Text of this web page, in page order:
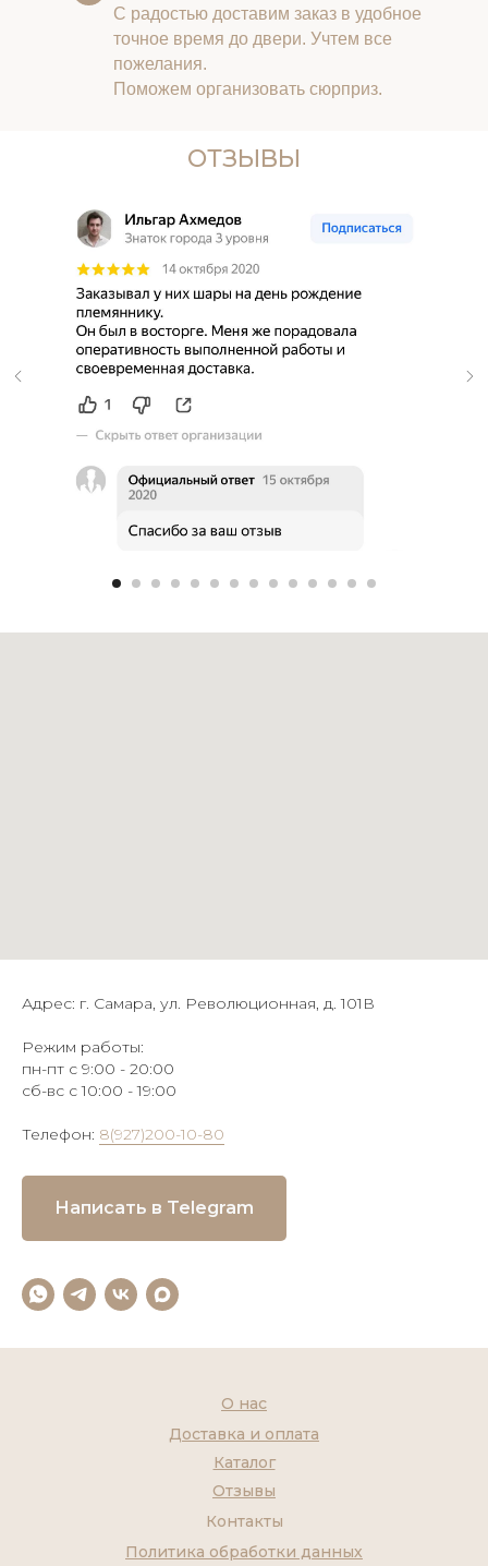
С радостью доставим заказ в удобное
точное время до двери. Учтем все
пожелания.
Поможем организовать сюрприз.
ОТЗЫВЫ
Адрес: г. Самара, ул. Революционная, д. 101В
Режим работы:
пн-пт с 9:00 - 20:00
сб-вс с 10:00 - 19:00
Телефон: 8(927)200-10-80
Написать в Telegram
Контакты
Каталог
О нас
Доставка и оплата
Отзывы
Политика обработки данных